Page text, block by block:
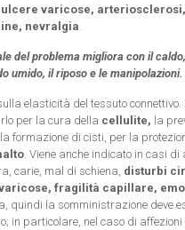
varicose,
nevralgia
del problema migliora con il caldo,
umido, il riposo e le manipolazioni.
elasticità del tessuto connettivo.
per la cura della cellulite, la
formazione di cisti, per la
. Viene anche indicato in casi di
carie, mal di schiena, disturbi
fragilità capillare,
quindi la somministrazione deve
in particolare, nel caso di affezioni